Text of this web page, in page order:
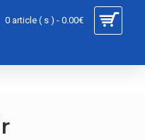
0 article ( s ) - 0.00€